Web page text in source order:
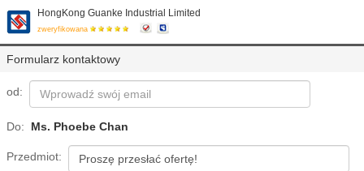
HongKong Guanke Industrial Limited
zweryfikowana
Formularz kontaktowy
od:
Do: Ms. Phoebe Chan
Przedmiot: